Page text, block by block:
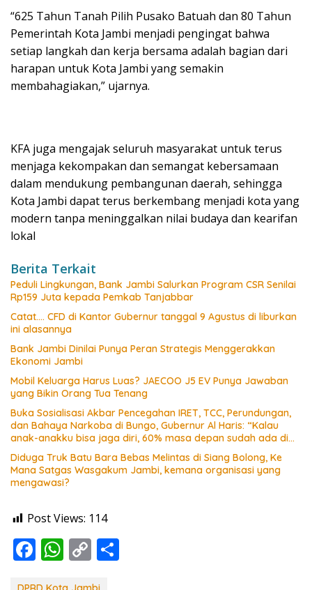
“625 Tahun Tanah Pilih Pusako Batuah dan 80 Tahun
Pemerintah Kota Jambi menjadi pengingat bahwa
setiap langkah dan kerja bersama adalah bagian dari
harapan untuk Kota Jambi yang semakin
membahagiakan,” ujarnya.
KFA juga mengajak seluruh masyarakat untuk terus
menjaga kekompakan dan semangat kebersamaan
dalam mendukung pembangunan daerah, sehingga
Kota Jambi dapat terus berkembang menjadi kota yang
modern tanpa meninggalkan nilai budaya dan kearifan
lokal
Berita Terkait
Peduli Lingkungan, Bank Jambi Salurkan Program CSR Senilai
Rp159 Juta kepada Pemkab Tanjabbar
Catat…. CFD di Kantor Gubernur tanggal 9 Agustus di liburkan
ini alasannya
Bank Jambi Dinilai Punya Peran Strategis Menggerakkan
Ekonomi Jambi
Mobil Keluarga Harus Luas? JAECOO J5 EV Punya Jawaban
yang Bikin Orang Tua Tenang
Buka Sosialisasi Akbar Pencegahan IRET, TCC, Perundungan,
dan Bahaya Narkoba di Bungo, Gubernur Al Haris: “Kalau
anak-anakku bisa jaga diri, 60% masa depan sudah ada di
tangan”
Diduga Truk Batu Bara Bebas Melintas di Siang Bolong, Ke
Mana Satgas Wasgakum Jambi, kemana organisasi yang
mengawasi?
Post Views: 114
F W C